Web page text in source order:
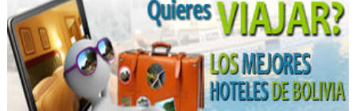
Operadora de Turismo
Lápidas
Funerarias
Previsoras
Cementerio de Mascotas